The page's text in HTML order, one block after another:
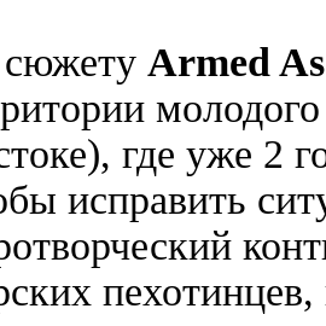
Armed
где уже 2
исправить
пехотинцев,